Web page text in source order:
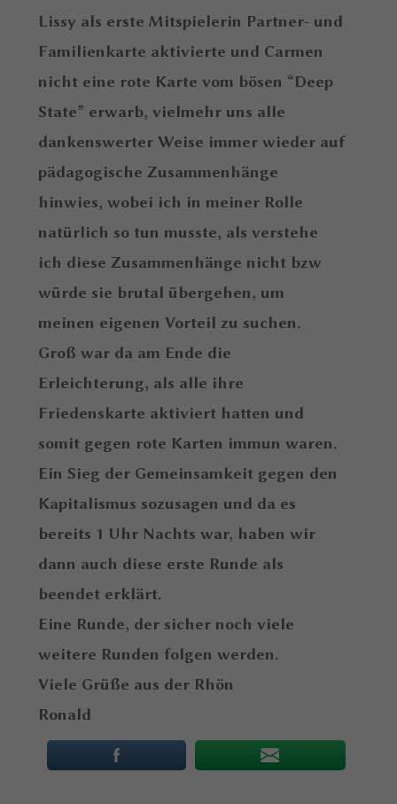
Lissy als erste Mitspielerin Partner- und
Familienkarte aktivierte und Carmen
nicht eine rote Karte vom bösen “Deep
State” erwarb, vielmehr uns alle
dankenswerter Weise immer wieder auf
pädagogische Zusammenhänge
hinwies, wobei ich in meiner Rolle
natürlich so tun musste, als verstehe
ich diese Zusammenhänge nicht bzw
würde sie brutal übergehen, um
meinen eigenen Vorteil zu suchen.
Groß war da am Ende die
Erleichterung, als alle ihre
Friedenskarte aktiviert hatten und
somit gegen rote Karten immun waren.
Ein Sieg der Gemeinsamkeit gegen den
Kapitalismus sozusagen und da es
bereits 1 Uhr Nachts war, haben wir
dann auch diese erste Runde als
beendet erklärt.
Eine Runde, der sicher noch viele
weitere Runden folgen werden.
Viele Grüße aus der Rhön
Ronald